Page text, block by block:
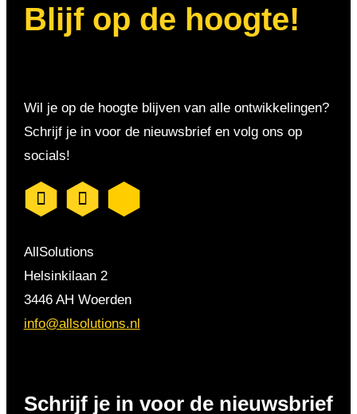
Blijf op de hoogte!
Wil je op de hoogte blijven van alle ontwikkelingen?
Schrijf je in voor de nieuwsbrief en volg ons op
socials!
AllSolutions
Helsinkilaan 2
3446 AH Woerden
info@allsolutions.nl
Schrijf je in voor de nieuwsbrief